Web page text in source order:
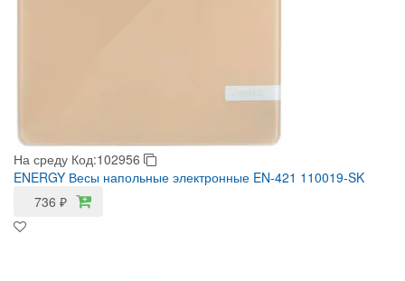
На среду Код:102956
ENERGY Весы напольные электронные EN-421 110019-SK
736 ₽